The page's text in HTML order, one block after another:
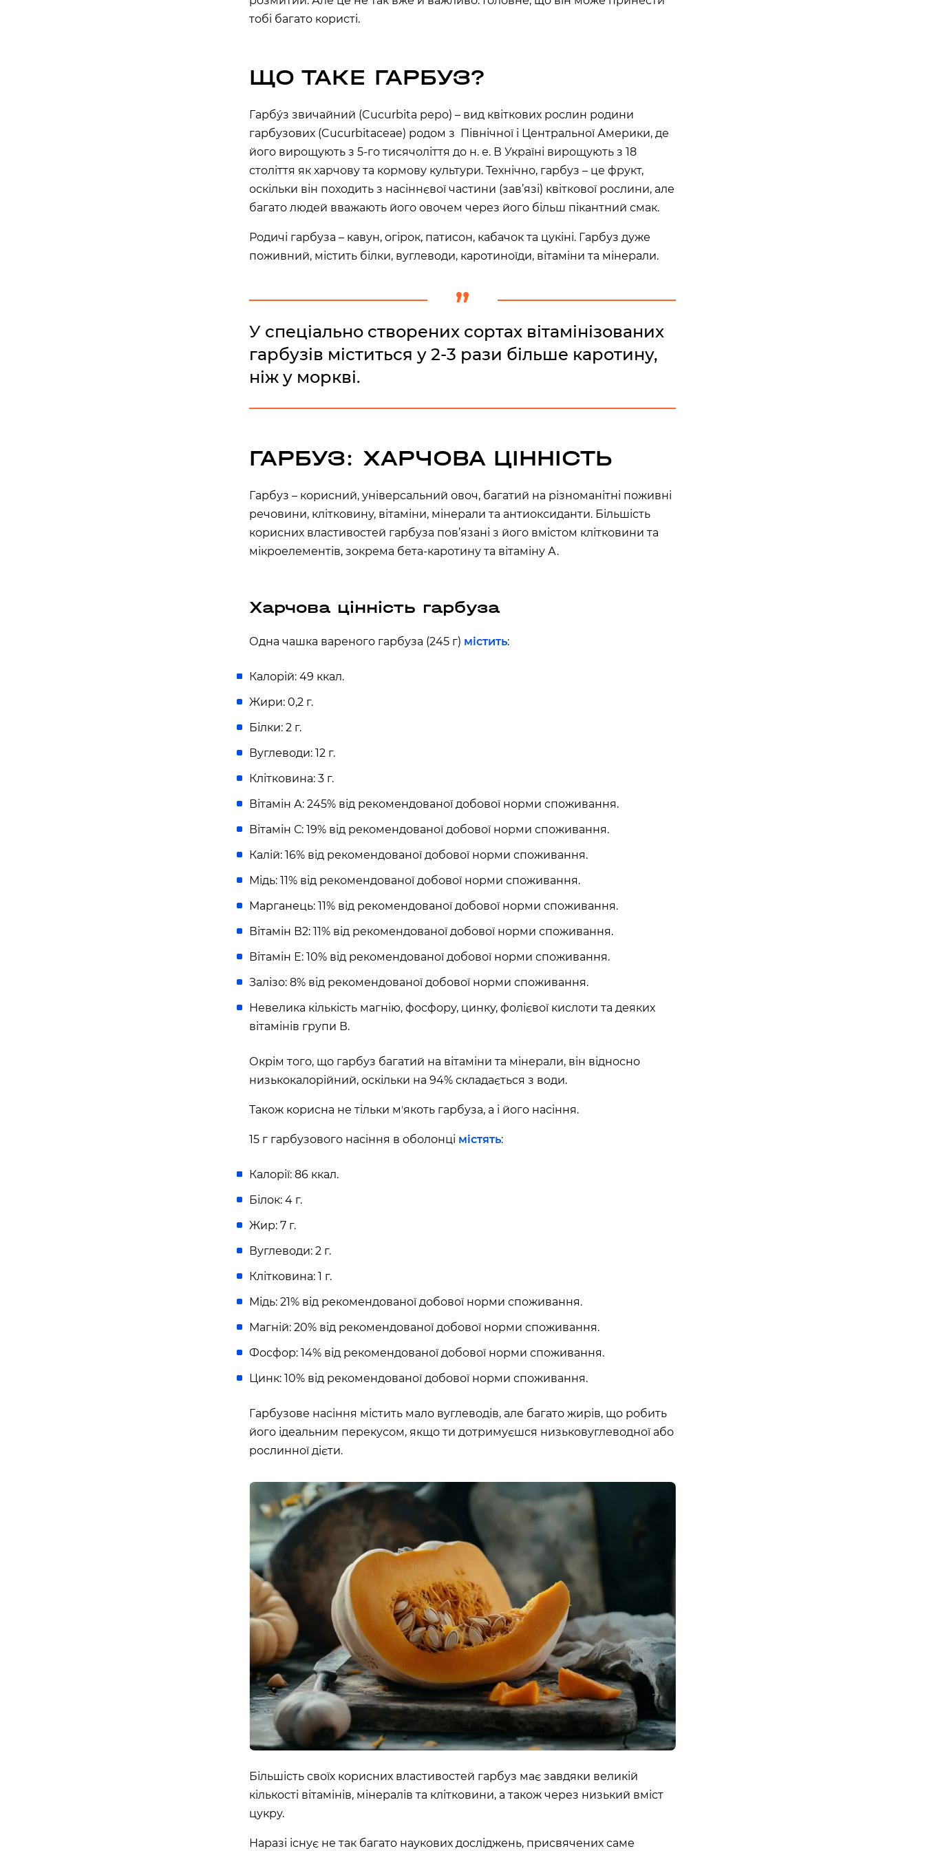
вулиця Василя Липківського, 1 А, Київ, Україна, 02000
APOLLO NEXT 031 (ТЦ «СІЛЬПО, БОРЩАГІВКА»)
APOLLO NEXT 032 (ТЦ «СІЛЬПО», ТЕРЕМКИ)
вулиця Самійла Кішки, 7, Київ, Україна
APOLLO NEXT 038 (ТЦ DOMA CENTER, МЕТРО
вулиця Будівельників, 40, Київ, Україна, 02000
APOLLO NEXT 040 (ТЦ ЕКО МАРКЕТ)
проспект Червоної Калини, 17, Київ, Україна, 02000
APOLLO NEXT 036 (ТЦ «СІМ’Я», КОТОВСЬКОГО)
вулиця Семена Палія, 93А, Одеса, Одеська область, Україна
APOLLO NEXT 037 (ТРЦ «ОСТРІВ»)
APOLLO NEXT 024 (ТРЦ VICTORIA GARDENS)
APOLLO NEXT 034 (БЦ «ТАУРУС»)
вулиця Героїв УПА, 73б, Львів, Львівська область, Україна
APOLLO NEXT 041 (ЯРМАРОК)
APOLLO NEXT 039 (WINETIME)
APOLLO NEXT 035 (ТРЦ «ГЕРМЕС»)
APOLLO NEXT 033 (ТЦ «МАГІГРАНД»)
вулиця Келецька, 78в, Вінниця, Вінницька область, Україна
APOLLO NEXT 027 (ЦУМ «КИЇВСЬКИЙ ШЛЯХ»)
вулиця Київський шлях, 14ж, Бориспіль, Київська область, Україна
тобі багато користі.
ЩО ТАКЕ ГАРБУЗ?
Гарбу́з звичайний (Cucurbita pepo) – вид квіткових рослин родини
гарбузових (Cucurbitaceae) родом з Північної і Центральної Америки, де
його вирощують з 5-го тисячоліття до н. е. В Україні вирощують з 18
століття як харчову та кормову культури. Технічно, гарбуз – це фрукт,
оскільки він походить з насіннєвої частини (зав’язі) квіткової рослини, але
багато людей вважають його овочем через його більш пікантний смак.
Родичі гарбуза – кавун, огірок, патисон, кабачок та цукіні. Гарбуз дуже
поживний, містить білки, вуглеводи, каротиноїди, вітаміни та мінерали.
У спеціально створених сортах вітамінізованих
гарбузів міститься у 2-3 рази більше каротину,
ніж у моркві.
ГАРБУЗ: ХАРЧОВА ЦІННІСТЬ
Гарбуз – корисний, універсальний овоч, багатий на різноманітні поживні
речовини, клітковину, вітаміни, мінерали та антиоксиданти. Більшість
корисних властивостей гарбуза пов’язані з його вмістом клітковини та
мікроелементів, зокрема бета-каротину та вітаміну А.
Харчова цінність гарбуза
Одна чашка вареного гарбуза (245 г) містить:
Калорій: 49 ккал.
Жири: 0,2 г.
Білки: 2 г.
Вуглеводи: 12 г.
Клітковина: 3 г.
Вітамін А: 245% від рекомендованої добової норми споживання.
Вітамін С: 19% від рекомендованої добової норми споживання.
Калій: 16% від рекомендованої добової норми споживання.
Мідь: 11% від рекомендованої добової норми споживання.
Марганець: 11% від рекомендованої добової норми споживання.
Вітамін В2: 11% від рекомендованої добової норми споживання.
Вітамін Е: 10% від рекомендованої добової норми споживання.
Залізо: 8% від рекомендованої добової норми споживання.
Невелика кількість магнію, фосфору, цинку, фолієвої кислоти та деяких
вітамінів групи В.
Окрім того, що гарбуз багатий на вітаміни та мінерали, він відносно
низькокалорійний, оскільки на 94% складається з води.
Також корисна не тільки мʼякоть гарбуза, а і його насіння.
15 г гарбузового насіння в оболонці містять:
Калорії: 86 ккал.
Білок: 4 г.
Жир: 7 г.
Вуглеводи: 2 г.
Клітковина: 1 г.
Мідь: 21% від рекомендованої добової норми споживання.
Магній: 20% від рекомендованої добової норми споживання.
Фосфор: 14% від рекомендованої добової норми споживання.
Цинк: 10% від рекомендованої добової норми споживання.
Гарбузове насіння містить мало вуглеводів, але багато жирів, що робить
його ідеальним перекусом, якщо ти дотримуєшся низьковуглеводної або
рослинної дієти.
Більшість своїх корисних властивостей гарбуз має завдяки великій
кількості вітамінів, мінералів та клітковини, а також через низький вміст
цукру.
Наразі існує не так багато наукових досліджень, присвячених саме
60 секунд пам’яті
О 9:00 ми зупиняємось
00
хв
59
сек
та творчість вибороли ті, хто
свої життя — віддав.
Ми пам’ятаємо.